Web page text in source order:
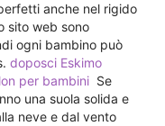
anche nel rigido
sito web sono
ogni bambino può
doposci Eskimo
per bambini Se
una suola solida e
neve e dal vento